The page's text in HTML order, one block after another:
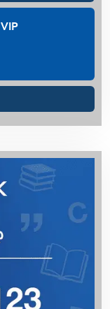
VIP يشمل الإضافة بقروب الـ